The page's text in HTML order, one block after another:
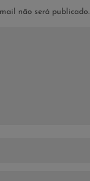
não será publicado.